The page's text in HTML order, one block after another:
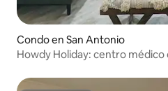
Condo en San Antonio
Howdy Holiday: centro médico